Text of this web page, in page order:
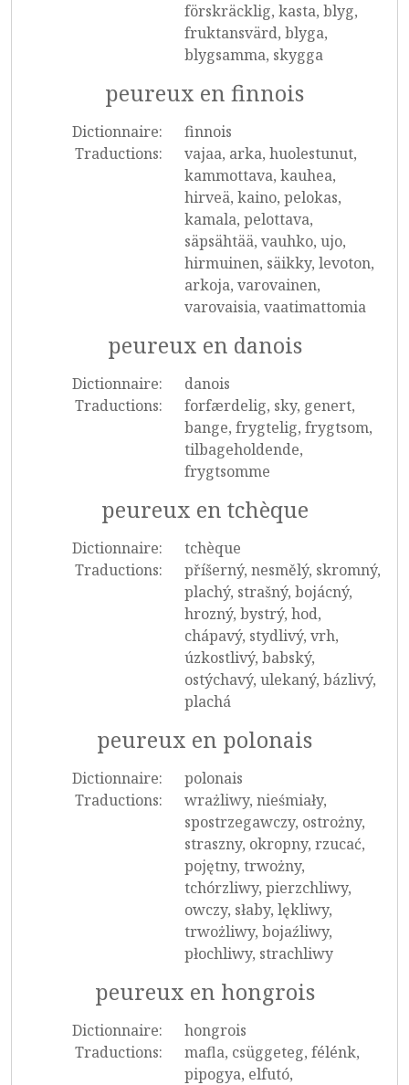
förskräcklig, kasta, blyg,
fruktansvärd, blyga,
blygsamma, skygga
peureux en finnois
Dictionnaire:
finnois
Traductions:
vajaa, arka, huolestunut,
kammottava, kauhea,
hirveä, kaino, pelokas,
kamala, pelottava,
säpsähtää, vauhko, ujo,
hirmuinen, säikky, levoton,
arkoja, varovainen,
varovaisia, vaatimattomia
peureux en danois
Dictionnaire:
danois
Traductions:
forfærdelig, sky, genert,
bange, frygtelig, frygtsom,
tilbageholdende,
frygtsomme
peureux en tchèque
Dictionnaire:
tchèque
Traductions:
příšerný, nesmělý, skromný,
plachý, strašný, bojácný,
hrozný, bystrý, hod,
chápavý, stydlivý, vrh,
úzkostlivý, babský,
ostýchavý, ulekaný, bázlivý,
plachá
peureux en polonais
Dictionnaire:
polonais
Traductions:
wrażliwy, nieśmiały,
spostrzegawczy, ostrożny,
straszny, okropny, rzucać,
pojętny, trwożny,
tchórzliwy, pierzchliwy,
owczy, słaby, lękliwy,
trwożliwy, bojaźliwy,
płochliwy, strachliwy
peureux en hongrois
Dictionnaire:
hongrois
Traductions:
mafla, csüggeteg, félénk,
pipogya, elfutó,